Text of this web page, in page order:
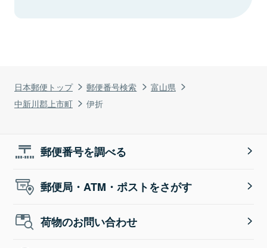
日本郵便トップ 郵便番号検索
富山県
中新川郡上市町
伊折
郵便番号を調べる
郵便局・ATM・ポストをさがす
荷物のお問い合わせ